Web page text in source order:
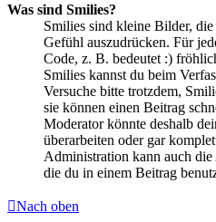
Was sind Smilies?
Smilies sind kleine Bilder,
Gefühl auszudrücken. Für
Code, z. B. bedeutet :)
Smilies kannst du beim
Versuche bitte trotzdem,
sie können einen Beitrag
Moderator könnte deshalb
überarbeiten oder gar
Administration kann auch
die du in einem Beitrag
Nach oben